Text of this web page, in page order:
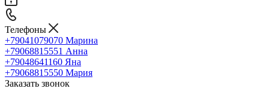
Телефоны
+79041079070 Марина
+79068815551 Анна
+79048641160 Яна
+79068815550 Мария
Заказать звонок